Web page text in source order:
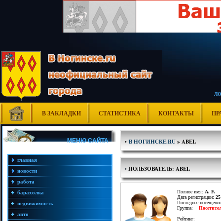
В ЗАКЛАДКИ СТАТИСТИКА КОНТАКТЫ
МЕНЮ САЙТА
главная
новости
работа
барахолка
недвижимость
авто
• В НОГИНСКЕ.RU» ABEL
• ПОЛЬЗОВАТЕЛЬ: ABEL
Полное имя: A. F.
Дата регистрации:
Последнее
Группа:
Рейтинг: